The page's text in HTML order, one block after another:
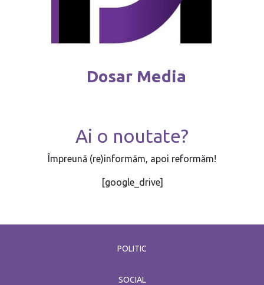
Dosar Media
Ai o noutate?
Împreună (re)informăm, apoi reformăm!
[google_drive]
POLITIC
SOCIAL